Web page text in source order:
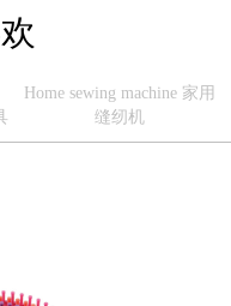
Home sewing machine 家用
缝纫机